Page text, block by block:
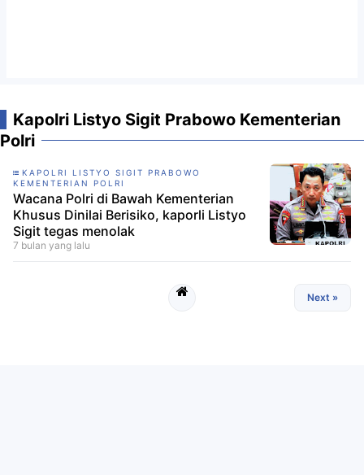
Kapolri Listyo Sigit Prabowo Kementerian
Polri
KAPOLRI LISTYO SIGIT PRABOWO
KEMENTERIAN POLRI
Wacana Polri di Bawah Kementerian
Khusus Dinilai Berisiko, kaporli Listyo
Sigit tegas menolak
7 bulan yang lalu
Next »